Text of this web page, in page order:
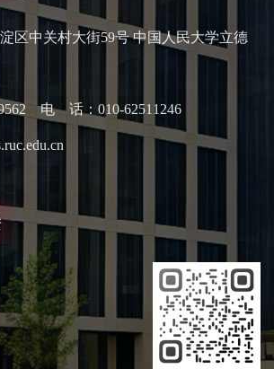
区中关村大街59号 中国人民大学立德
电 话：010-62511246